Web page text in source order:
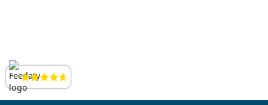
Beoordelingen